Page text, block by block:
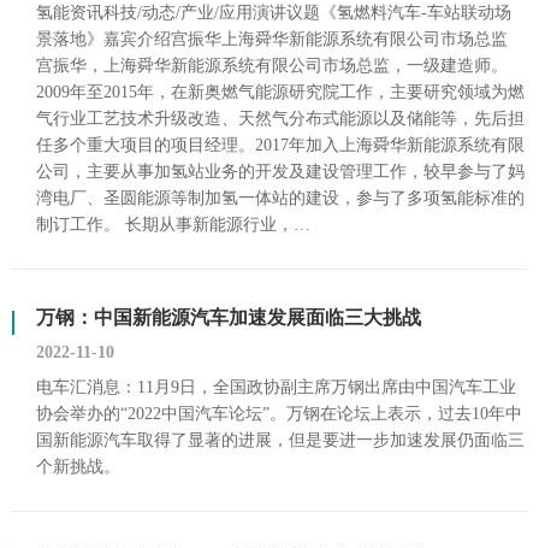
氢能资讯科技/动态/产业/应用演讲议题《氢燃料汽车-车站联动场
景落地》嘉宾介绍宫振华上海舜华新能源系统有限公司市场总监
宫振华，上海舜华新能源系统有限公司市场总监，一级建造师。
2009年至2015年，在新奥燃气能源研究院工作，主要研究领域为燃
气行业工艺技术升级改造、天然气分布式能源以及储能等，先后担
任多个重大项目的项目经理。2017年加入上海舜华新能源系统有限
公司，主要从事加氢站业务的开发及建设管理工作，较早参与了妈
湾电厂、圣圆能源等制加氢一体站的建设，参与了多项氢能标准的
制订工作。 长期从事新能源行业，…
万钢：中国新能源汽车加速发展面临三大挑战
2022-11-10
电车汇消息：11月9日，全国政协副主席万钢出席由中国汽车工业
协会举办的“2022中国汽车论坛”。万钢在论坛上表示，过去10年中
国新能源汽车取得了显著的进展，但是要进一步加速发展仍面临三
个新挑战。